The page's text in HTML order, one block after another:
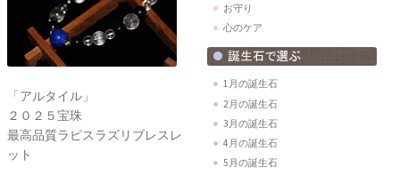
「アルタイル」
２０２５宝珠
最高品質ラピスラズリブレスレ
ット
お守り
心のケア
1月の誕生石
2月の誕生石
3月の誕生石
4月の誕生石
5月の誕生石